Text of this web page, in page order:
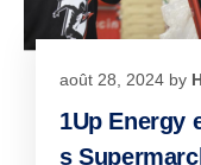
août 28, 2024 by
1Up Energy
s